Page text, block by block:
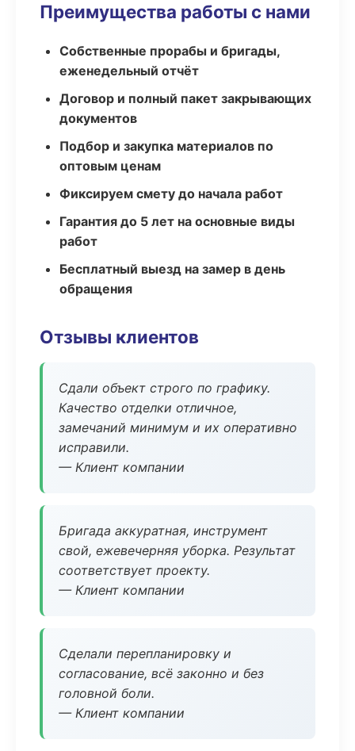
Преимущества работы с нами
Собственные прорабы и бригады,
еженедельный отчёт
Договор и полный пакет закрывающих
документов
Подбор и закупка материалов по
оптовым ценам
Фиксируем смету до начала работ
Гарантия до 5 лет на основные виды
работ
Бесплатный выезд на замер в день
обращения
Отзывы клиентов
Сдали объект строго по графику.
Качество отделки отличное,
замечаний минимум и их оперативно
исправили.
— Клиент компании
Бригада аккуратная, инструмент
свой, ежевечерняя уборка. Результат
соответствует проекту.
— Клиент компании
Сделали перепланировку и
согласование, всё законно и без
головной боли.
— Клиент компании